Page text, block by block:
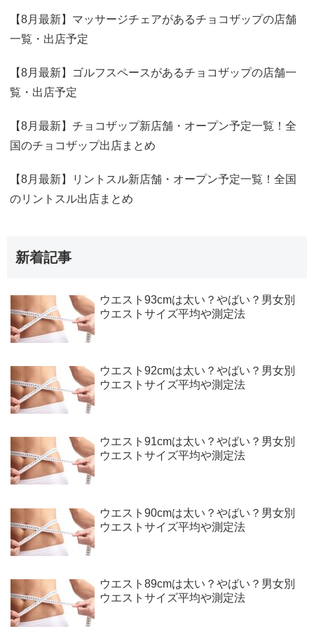
【8月最新】マッサージチェアがあるチョコザップの店舗
一覧・出店予定
【8月最新】ゴルフスペースがあるチョコザップの店舗一
覧・出店予定
【8月最新】チョコザップ新店舗・オープン予定一覧！全
国のチョコザップ出店まとめ
【8月最新】リントスル新店舗・オープン予定一覧！全国
のリントスル出店まとめ
新着記事
ウエスト93cmは太い？やばい？男女別
ウエストサイズ平均や測定法
ウエスト92cmは太い？やばい？男女別
ウエストサイズ平均や測定法
ウエスト91cmは太い？やばい？男女別
ウエストサイズ平均や測定法
ウエスト90cmは太い？やばい？男女別
ウエストサイズ平均や測定法
ウエスト89cmは太い？やばい？男女別
ウエストサイズ平均や測定法